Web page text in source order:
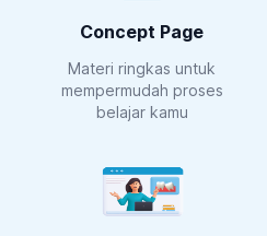
Concept Page
Materi ringkas untuk
mempermudah proses
belajar kamu